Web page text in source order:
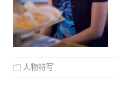
人物特写